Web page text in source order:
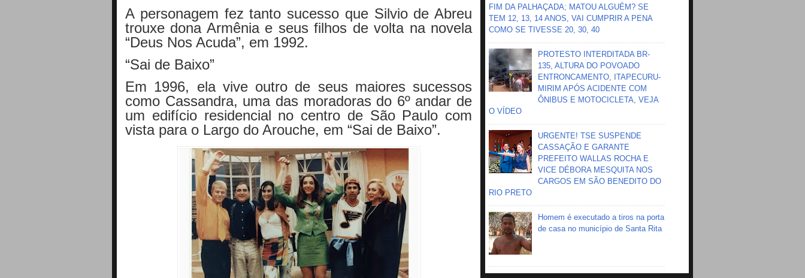
A personagem fez tanto sucesso que Silvio de Abreu
trouxe dona Armênia e seus filhos de volta na novela
“Deus Nos Acuda”, em 1992.
“Sai de Baixo”
Em 1996, ela vive outro de seus maiores sucessos
como Cassandra, uma das moradoras do 6º andar de
um edifício residencial no centro de São Paulo com
vista para o Largo do Arouche, em “Sai de Baixo”.
FIM DA PALHAÇADA; MATOU ALGUÉM? SE
TEM 12, 13, 14 ANOS, VAI CUMPRIR A PENA
COMO SE TIVESSE 20, 30, 40
PROTESTO INTERDITADA BR-
135, ALTURA DO POVOADO
ENTRONCAMENTO, ITAPECURU-
MIRIM APÓS ACIDENTE COM
ÔNIBUS E MOTOCICLETA, VEJA
O VÍDEO
URGENTE! TSE SUSPENDE
CASSAÇÃO E GARANTE
PREFEITO WALLAS ROCHA E
VICE DÉBORA MESQUITA NOS
CARGOS EM SÃO BENEDITO DO
RIO PRETO
Homem é executado a tiros na porta
de casa no município de Santa Rita